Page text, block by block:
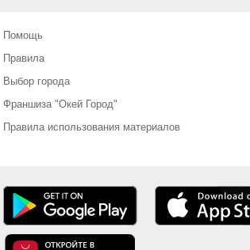
Помощь
Правила
Выбор города
Франшиза "Окей Город"
Правила использования материалов